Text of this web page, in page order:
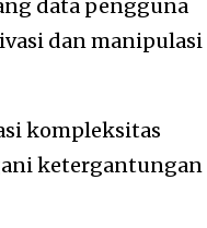
data pengguna
dan manipulasi
kompleksitas
ketergantungan